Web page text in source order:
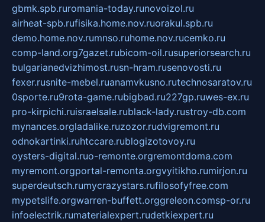
gbmk.spb.ruromania-today.runovoizol.ru
airheat-spb.rufisika.home.nov.ruorakul.spb.ru
demo.home.nov.rumnso.ruhome.nov.rucemko.ru
comp-land.org7gazet.rubicom-oil.rusuperiorsearch.ru
bulgarianedvizhimost.rusn-hram.rusenovosti.ru
fexer.rusnite-mebel.ruanamvkusno.rutechnosaratov.ru
0sporte.ru9rota-game.rubigbad.ru227gp.ruwes-ex.ru
pro-kirpichi.ruisraelsale.rublack-lady.rustroy-db.com
mynances.orgladalike.ruzozor.rudvigremont.ru
odnokartinki.ruhtccare.rublogizotovoy.ru
oysters-digital.ruo-remonte.orgremontdoma.com
myremont.orgportal-remonta.orgvyitikho.rumirjon.ru
superdeutsch.rumycrazystars.rufilosofyfree.com
mypetslife.orgwarren-buffett.orggreleon.comsp-or.ru
infoelectrik.rumaterialexpert.rudetkiexpert.ru